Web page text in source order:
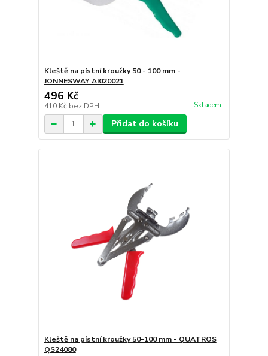
Kleště na pístní kroužky 50 - 100 mm -
JONNESWAY AI020021
496 Kč
410 Kč bez DPH Skladem
Přidat do košíku
Kleště na pístní kroužky 50-100 mm - QUATROS
QS24080